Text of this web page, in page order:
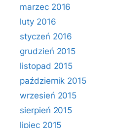
marzec 2016
luty 2016
styczeń 2016
grudzień 2015
listopad 2015
październik 2015
wrzesień 2015
sierpień 2015
lipiec 2015